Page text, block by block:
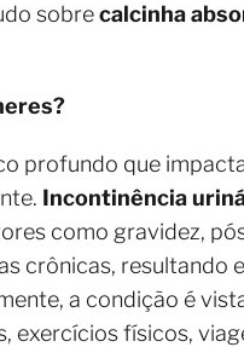
sobrecalcinha
profundo que
Incontinência
como gravidez,
crônicas, resultando
a condição é
exercícios físicos,